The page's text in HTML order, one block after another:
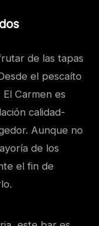
de las tapas
el pescaíto
Carmen es
calidad-
Aunque no
de los
el fin de